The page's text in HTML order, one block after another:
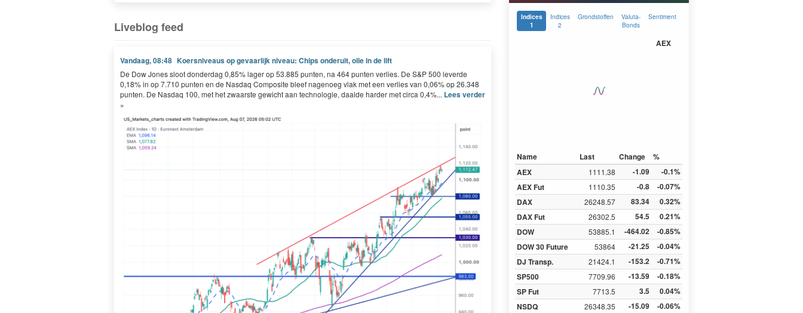
Liveblog feed
Vandaag, 08:48 Koersniveaus op gevaarlijk niveau: Chips onderuit, olie in de lift
De Dow Jones sloot donderdag 0,85% lager op 53.885 punten, na 464 punten verlies. De S&P 500 leverde
0,18% in op 7.710 punten en de Nasdaq Composite bleef nagenoeg vlak met een verlies van 0,06% op 26.348
punten. De Nasdaq 100, met het zwaarste gewicht aan technologie, daalde harder met circa 0,4%... Lees verder
»
Indices
1
Indices
2
Grondstoffen
Valuta-
Bonds
Sentiment
AEX
Name Last Change
%
AEX
1111.38 -1.09
-0.1%
AEX Fut
1110.35 -0.8
-0.07%
DAX
26248.57 83.34
0.32%
DAX Fut
26302.5 54.5
0.21%
DOW
53885.1 -464.02
-0.85%
DOW 30 Future
53864 -21.25
-0.04%
DJ Transp.
21424.1 -153.2
-0.71%
SP500
7709.96 -13.59
-0.18%
SP Fut
7713.5 3.5
0.04%
NSDQ
26348.35 -15.09
-0.06%